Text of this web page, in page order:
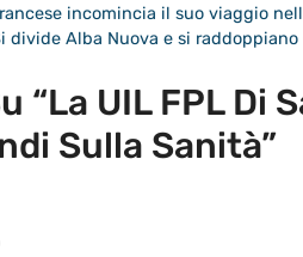
incomincia il suo viaggio
Alba Nuova e si raddoppiano
“La UIL FPL Di
Sulla Sanità”